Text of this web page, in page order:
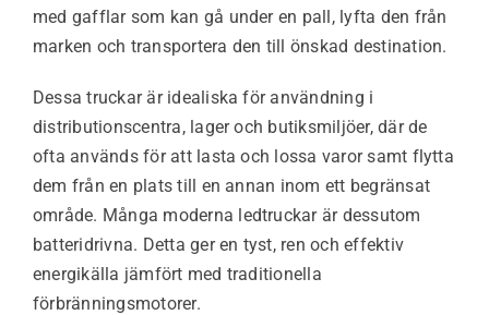
med gafflar som kan gå under en pall, lyfta den från
marken och transportera den till önskad destination.
Dessa truckar är idealiska för användning i
distributionscentra, lager och butiksmiljöer, där de
ofta används för att lasta och lossa varor samt flytta
dem från en plats till en annan inom ett begränsat
område. Många moderna ledtruckar är dessutom
batteridrivna. Detta ger en tyst, ren och effektiv
energikälla jämfört med traditionella
förbränningsmotorer.